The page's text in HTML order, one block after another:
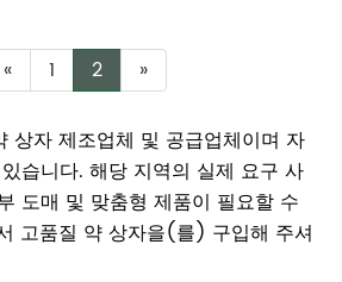
« 1 2 »
상자 제조업체 및 공급업체이며 자
습니다. 해당 지역의 실제 요구 사
도매 및 맞춤형 제품이 필요할 수
고품질 약 상자을(를) 구입해 주셔